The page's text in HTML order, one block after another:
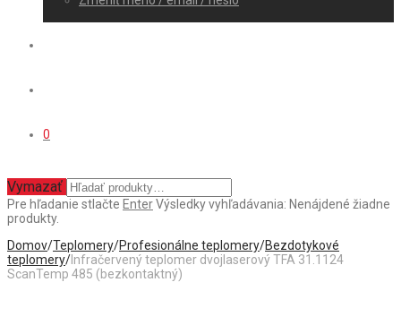
0
Vymazať
Pre hľadanie stlačte EnterVýsledky vyhľadávania: Nenájdené žiadne
produkty.
Domov/Teplomery/Profesionálne teplomery/Bezdotykové
teplomery/ Infračervený teplomer dvojlaserový TFA 31.1124
ScanTemp 485 (bezkontaktný)